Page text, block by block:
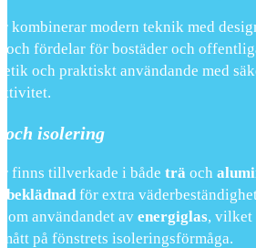
kombinerar modern teknik med
fördelar för bostäder och
och praktiskt användande med
isolering
finns tillverkade i både trä och
för extra
användandet av energiglas, vilket
på fönstrets isoleringsförmåga.